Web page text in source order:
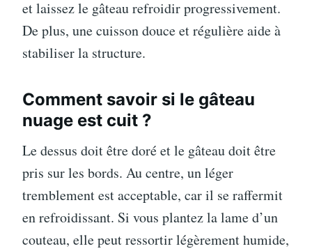
et laissez le gâteau refroidir progressivement.
De plus, une cuisson douce et régulière aide à
stabiliser la structure.
Comment savoir si le gâteau
nuage est cuit ?
Le dessus doit être doré et le gâteau doit être
pris sur les bords. Au centre, un léger
tremblement est acceptable, car il se raffermit
en refroidissant. Si vous plantez la lame d’un
couteau, elle peut ressortir légèrement humide,